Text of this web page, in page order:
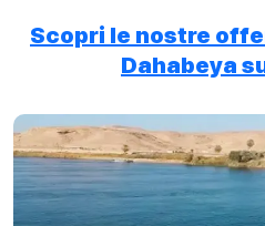
Scopri le nostre
Dahabeya